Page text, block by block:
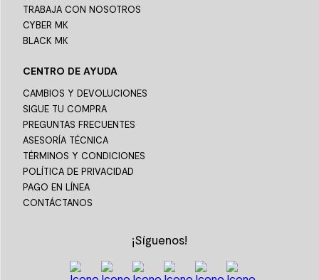
TRABAJA CON NOSOTROS
CYBER MK
BLACK MK
CENTRO DE AYUDA
CAMBIOS Y DEVOLUCIONES
SIGUE TU COMPRA
PREGUNTAS FRECUENTES
ASESORÍA TÉCNICA
TÉRMINOS Y CONDICIONES
POLÍTICA DE PRIVACIDAD
PAGO EN LÍNEA
CONTÁCTANOS
¡Síguenos!